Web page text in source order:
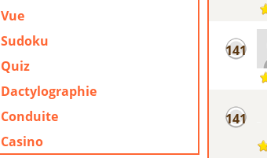
Vue
Sudoku
Quiz
Dactylographie
Conduite
Casino
141
141